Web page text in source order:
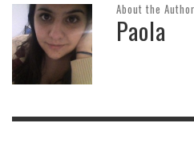
About the Author
Paola